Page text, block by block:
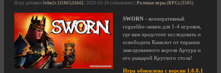
Игру добавил John2s [11865|1666] | 2026-05-20 (обновлено) | Ролевые игры (RPG) (3505)
SWORN - кооперативный
roguelike-экшен для 1-4 игроков,
где вам предстоит исследовать и
освободить Камелот от тирании
заколдованного короля Артура и
его рыцарей Круглого стола!
Игра обновлена с версии 1.0.0.1